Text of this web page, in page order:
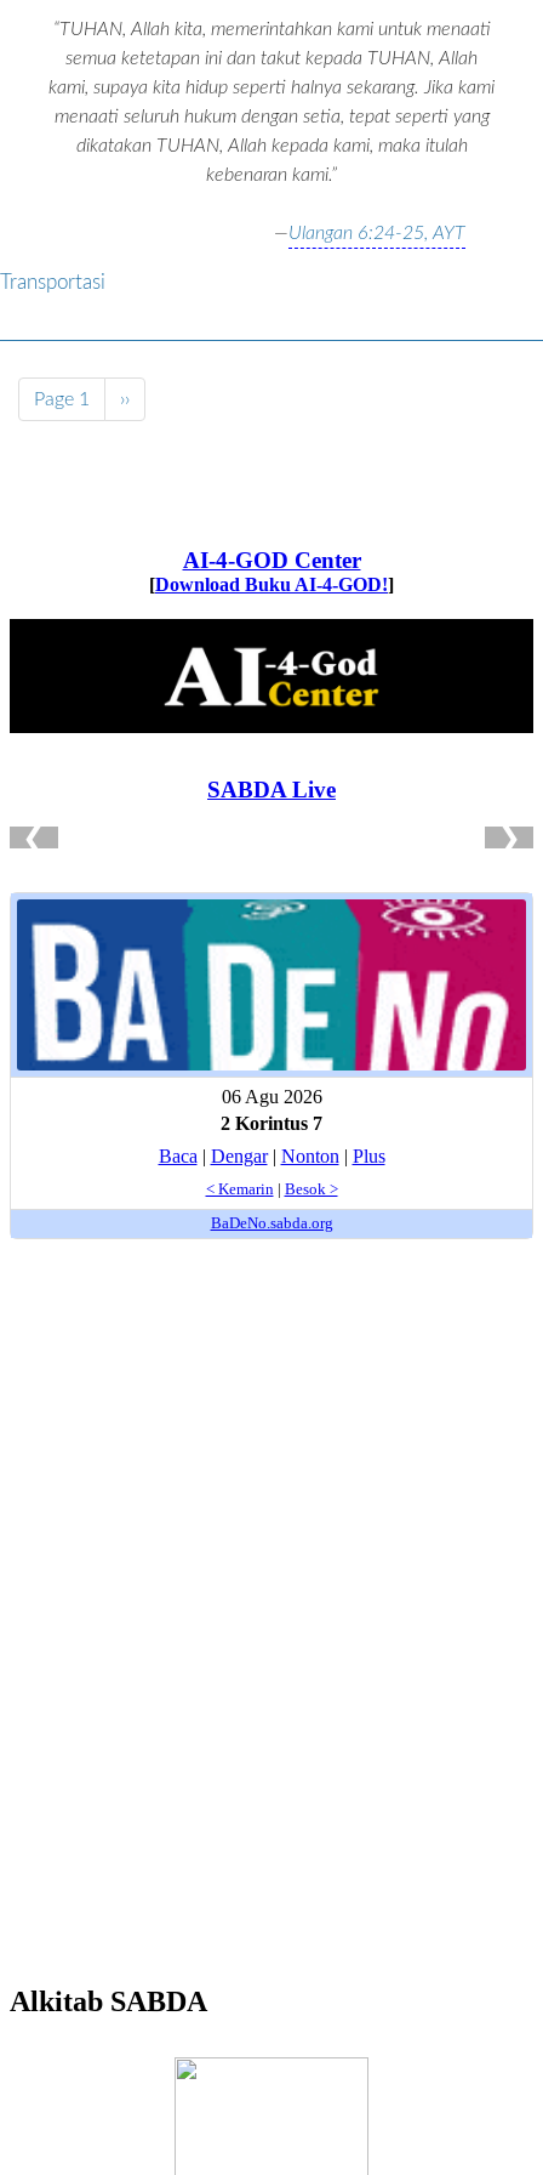
“TUHAN, Allah kita, memerintahkan kami untuk menaati
semua ketetapan ini dan takut kepada TUHAN, Allah
kami, supaya kita hidup seperti halnya sekarang. Jika kami
menaati seluruh hukum dengan setia, tepat seperti yang
dikatakan TUHAN, Allah kepada kami, maka itulah
kebenaran kami.”
—Ulangan 6:24-25, AYT
Transportasi
Page 1
Next
page
››